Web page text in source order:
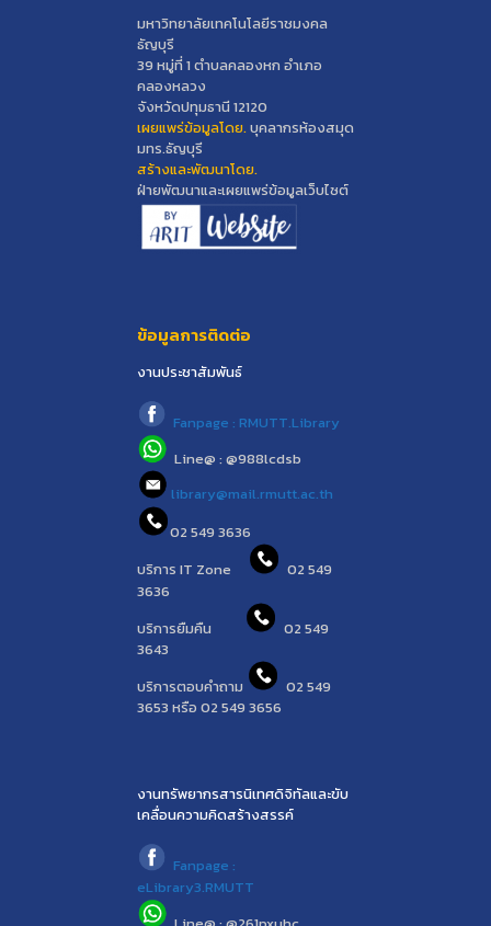
มหาวิทยาลัยเทคโนโลยีราชมงคล
ธัญบุรี
39 หมู่ที่ 1 ตำบลคลองหก อำเภอ
คลองหลวง
จังหวัดปทุมธานี 12120
เผยแพร่ข้อมูลโดย.บุคลากรห้องสมุด
มทร.ธัญบุรี
สร้างและพัฒนาโดย.
ฝ่ายพัฒนาและเผยแพร่ข้อมูลเว็บไซต์
ข้อมูลการติดต่อ
งานประชาสัมพันธ์
Fanpage : RMUTT.Library
Line@ : @988lcdsb
library@mail.rmutt.ac.th
02 549 3636
บริการ IT Zone
02 549
3636
บริการยืมคืน
02 549
3643
บริการตอบคำถาม
02 549
3653 หรือ 02 549 3656
งานทรัพยากรสารนิเทศดิจิทัลและขับ
เคลื่อนความคิดสร้างสรรค์
Fanpage :
eLibrary3.RMUTT